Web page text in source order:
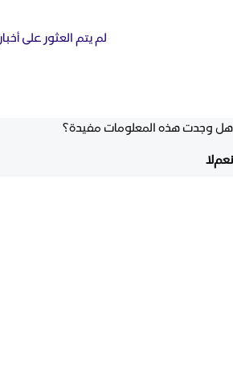
لم يتم العثور على أخبار
هل وجدت هذه المعلومات مفيدة؟
نعملا